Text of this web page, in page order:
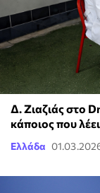
Δ. Ζιαζιάς στο
κάποιος που
Ελλάδα